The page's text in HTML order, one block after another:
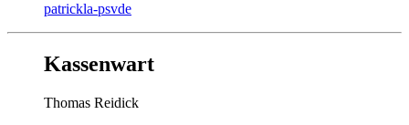
patrickla-psvde
Kassenwart
Thomas Reidick